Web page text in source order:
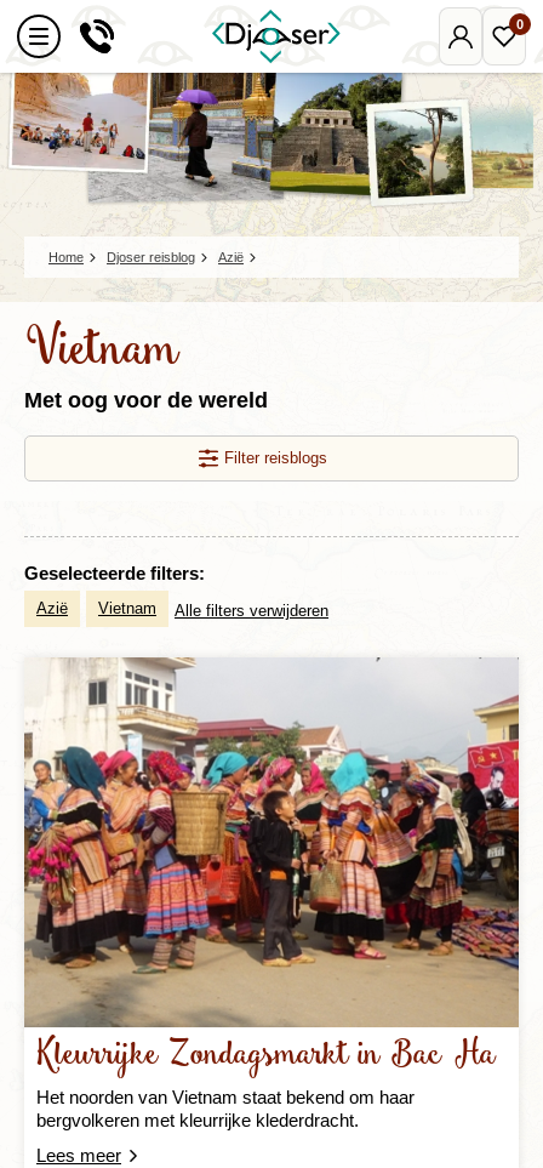
Mijn
Djoser
0
Home Djoser reisblog Azië
Vietnam
Met oog voor de wereld
Filter reisblogs
Geselecteerde filters:
Azië Vietnam Alle filters verwijderen
Kleurrijke Zondagsmarkt in Bac Ha
Het noorden van Vietnam staat bekend om haar
bergvolkeren met kleurrijke klederdracht.
Lees meer